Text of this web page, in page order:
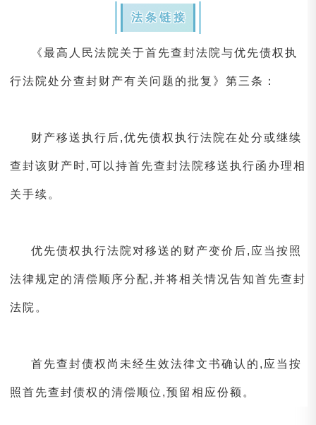
法条链接
《最高人民法院关于首先查封法院与优先债权执
行法院处分查封财产有关问题的批复》第三条：
财产移送执行后,优先债权执行法院在处分或继续
查封该财产时,可以持首先查封法院移送执行函办理相
关手续。
优先债权执行法院对移送的财产变价后,应当按照
法律规定的清偿顺序分配,并将相关情况告知首先查封
法院。
首先查封债权尚未经生效法律文书确认的,应当按
照首先查封债权的清偿顺位,预留相应份额。